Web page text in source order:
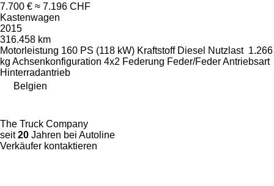
7.700 € ≈ 7.196 CHF
Kastenwagen
2015
316.458 km
Motorleistung 160 PS (118 kW) Kraftstoff Diesel Nutzlast 1.266
kg Achsenkonfiguration 4x2 Federung Feder/FederAntriebsart
Hinterradantrieb
Belgien
The Truck Company
seit20 Jahren bei Autoline
Verkäufer kontaktieren